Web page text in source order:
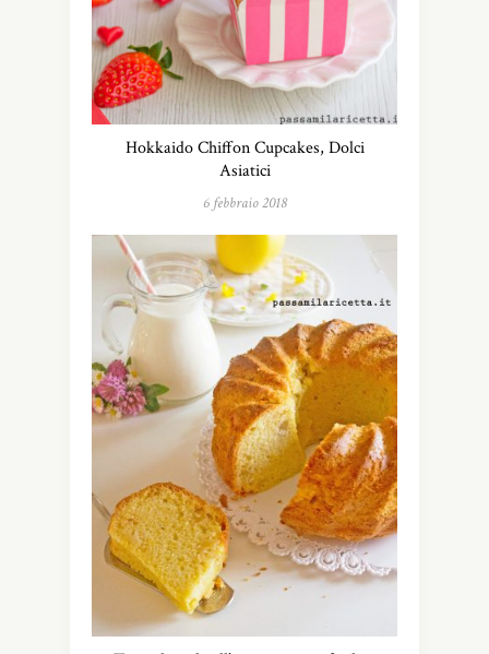
Hokkaido Chiffon Cupcakes, Dolci
Asiatici
6 febbraio 2018